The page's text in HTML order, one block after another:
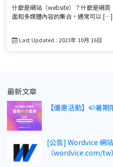
什麼是網站（website）？什麼是網
面和多媒體內容的集合，通常可以 […]
Last Updated : 2023年 10月 16日
最新文章
【優惠活動】🍉暑
[公告] Wordvice 網
（wordvice.com/tw）